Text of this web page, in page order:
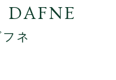
DAFNE
ネ